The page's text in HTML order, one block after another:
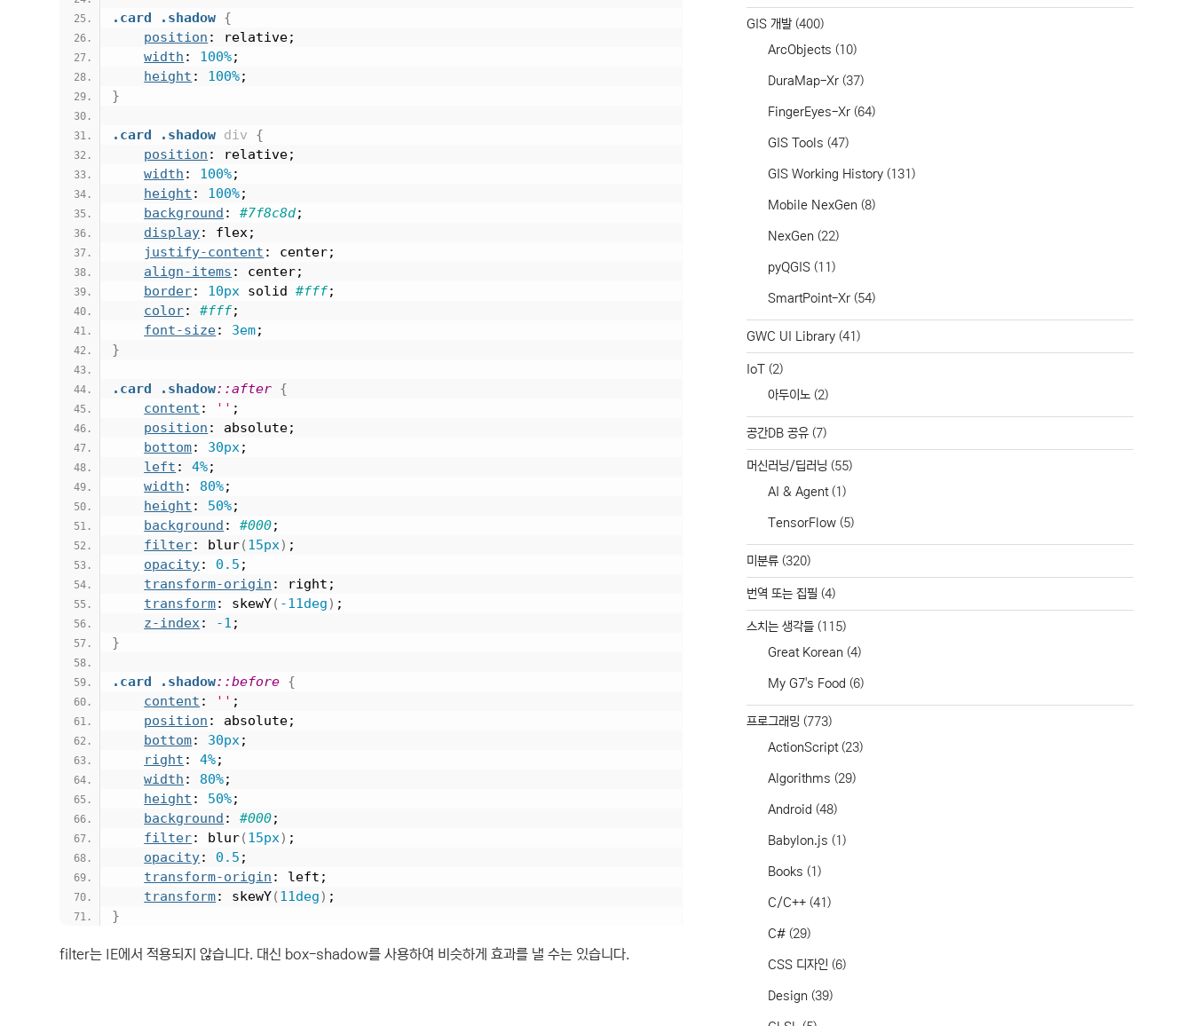
.card .shadow {
position : relative;
width : 100%;
height : 100%;
}
.card .shadow div
{
position : relative;
width : 100%;
height : 100%;
background : #7f8c8d;
display: flex;
justify-content : center;
align-items : center;
border: 10px solid #fff;
color: #fff;
font-size: 3em;
}
.card .shadow::after {
content : '' ;
position : absolute;
bottom: 30px;
left : 4%;
width : 80%;
height : 50%;
background : #000;
filter: blur(15px) ;
opacity: 0.5 ;
transform-origin : right;
transform: skewY( -11deg) ;
z-index: -1 ;
}
.card .shadow::before {
content : '' ;
position : absolute;
bottom: 30px;
right : 4%;
width : 80%;
height : 50%;
background : #000;
filter: blur(15px) ;
opacity: 0.5 ;
transform-origin : left;
transform: skewY(11deg) ;
}
filter는 IE에서 적용되지 않습니다. 대신 box-shadow를 사용하여 비슷하게 효과를 낼 수는 있습니다.
GIS 개발 (400)
ArcObjects (10)
DuraMap-Xr (37)
FingerEyes-Xr (64)
GIS Tools (47)
GIS Working History (131)
Mobile NexGen (8)
NexGen (22)
pyQGIS (11)
SmartPoint-Xr (54)
GWC UI Library (41)
IoT (2)
아두이노 (2)
공간DB 공유 (7)
머신러닝/딥러닝 (55)
AI & Agent(1)
TensorFlow (5)
미분류 (320)
번역 또는 집필 (4)
스치는 생각들 (115)
Great Korean (4)
My G7's Food (6)
프로그래밍 (773)
ActionScript(23)
Algorithms (29)
Android (48)
Babylon.js (1)
Books (1)
C/C++ (41)
C# (29)
CSS 디자인 (6)
Design (39)